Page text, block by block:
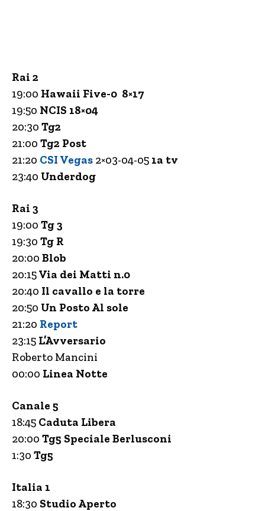
Rai 2
19:00 Hawaii Five-0 8×17
19:50 NCIS 18×04
20:30 Tg2
21:00 Tg2 Post
21:20 CSI Vegas 2×03-04-05 1a tv
23:40 Underdog
Rai 3
19:00 Tg 3
19:30 Tg R
20:00 Blob
20:15Via dei Matti n.0
20:40 Il cavallo e la torre
20:50 Un Posto Al sole
21:20 Report
23:15 L’Avversario
Roberto Mancini
00:00 Linea Notte
Canale 5
18:45 Caduta Libera
20:00 Tg5 Speciale Berlusconi
1:30 Tg5
Italia 1
18:30 Studio Aperto